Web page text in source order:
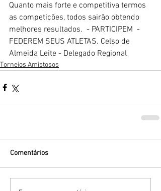
Quanto mais forte e competitiva termos
as competições, todos sairão obtendo
melhores resultados.  - PARTICIPEM  -
FEDEREM SEUS ATLETAS. Celso de
Almeida Leite - Delegado Regional
Torneios Amistosos
Comentários